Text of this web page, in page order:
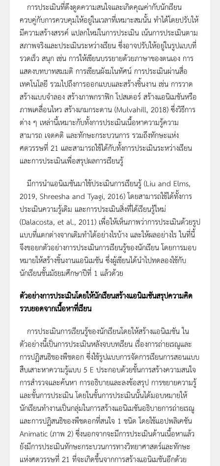
การประเมินที่ดึงดูดความสนใจและเกิดคุณค่ากับนักเรียน
ควบคู่กับการควบคุมให้อยู่ในเวลาที่เหมาะสมนั้น ทำได้โดยปรับให้
มีความสร้างสรรค์ แปลกใหม่ในการประเมิน เน้นการประเมินตาม
สภาพจริงและประเมินระหว่างเรียน ซึ่งอาจปรับให้อยู่ในรูปแบบที่
รวดเร็ว สนุก เช่น การให้เขียนบรรยายด้วยภาษาของตนเอง การ
แสดงบทบาทสมมติ การเขียนผังมโนทัศน์ การประเมินผ่านสื่อ
เทคโนโลยี รวมไปถึงการออกแบบและสร้างชิ้นงาน เช่น การวาด
สร้างแบบจำลอง สร้างภาพกราฟิก โปสเตอร์ สร้างแอนิเมชันหรือ
ภาพเคลื่อนไหว สร้างเกมกระดาน (Mulvahill, 2018) ซึ่งวิธีการ
ต่าง ๆ เหล่านี้เหมาะกับทั้งการประเมินเนื้อหาความรู้ความ
สามารถ เจตคติ และทักษะกระบวนการ รวมถึงทักษะแห่ง
ศตวรรษที่ 21 และสามารถใช้ได้กับทั้งการประเมินระหว่างเรียน
และการประเมินเพื่อสรุปผลการเรียนรู้
มีการนำแอนิเมชันมาใช้ประเมินการเรียนรู้ (Liu and Elms,
2019, Shreesha and Tyagi, 2016) โดยสามารถใช้ได้ทั้งการ
ประเมินความรู้เดิม และการประเมินสิ่งที่ได้เรียนรู้ใหม่
(Dalacosta, et al., 2011) เพื่อให้เห็นภาพว่าการประเมินด้วยรูป
แบบที่แตกต่างจากเดิมทำได้อย่างไรบ้าง และให้ผลอย่างไร ในที่นี้
จึงขอยกตัวอย่างการประเมินการเรียนรู้ของนักเรียน โดยการมอบ
หมายให้สร้างชิ้นงานแอนิเมชัน ซึ่งผู้เขียนได้นำไปทดลองใช้กับ
นักเรียนชั้นมัธยมศึกษาปีที่ 1 แล้วด้วย
ตัวอย่างการประเมินโดยให้นักเรียนสร้างแอนิเมชันสรุปความคิด
รวบยอดจากเนื้อหาที่เรียน
การประเมินการเรียนรู้ของนักเรียนโดยให้สร้างแอนิเมชัน ใน
ตัวอย่างนี้เป็นการประเมินหลังจบบทเรียน เรื่องการถ่ายเรณูและ
การปฏิสนธิของพืชดอก ซึ่งใช้รูปแบบการจัดการเรียนการสอนแบบ
สืบเสาะหาความรู้แบบ 5 E ประกอบด้วยขั้นการสร้างความสนใจ
การสำรวจและค้นหา การอธิบายและลงข้อสรุป การขยายความรู้
และขั้นการประเมิน โดยในขั้นการประเมินนั้นได้มอบหมายให้
นักเรียนทำงานเป็นกลุ่มในการสร้างแอนิเมชันอธิบายการถ่ายเรณู
และการปฏิสนธิของพืชดอกที่สนใจ 1 ชนิด โดยใช้แอปพลิเคชัน
Animatic (ภาพ 2) ซึ่งนอกจากจะมีการประเมินด้านเนื้อหาแล้ว
ยังมีการประเมินทักษะกระบวนการทางวิทยาศาสตร์และทักษะ
แห่งศตวรรษที่ 21 ที่จะเกิดขึ้นจากการสร้างแอนิเมชันอีกด้วย